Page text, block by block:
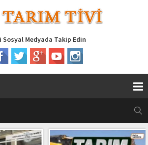
Sosyal Medyada Takip Edin